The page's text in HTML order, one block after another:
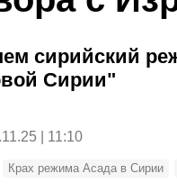
сирийский
Сирии"
| 11:10
Крах режима Асада в Сирии